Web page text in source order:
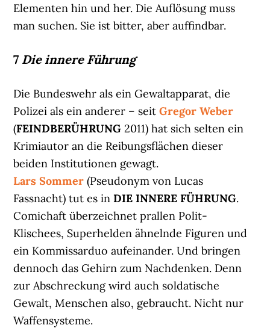
Elementen hin und her. Die Auflösung muss
man suchen. Sie ist bitter, aber auffindbar.
7 Die innere Führung
Die Bundeswehr als ein Gewaltapparat, die
Polizei als ein anderer – seitGregor Weber
(FEINDBERÜHRUNG2011) hat sich selten ein
Krimiautor an die Reibungsflächen dieser
beiden Institutionen gewagt.
Lars Sommer(Pseudonym von Lucas
Fassnacht) tut es inDIE INNERE FÜHRUNG.
Comichaft überzeichnet prallen Polit-
Klischees, Superhelden ähnelnde Figuren und
ein Kommissarduo aufeinander. Und bringen
dennoch das Gehirn zum Nachdenken. Denn
zur Abschreckung wird auch soldatische
Gewalt, Menschen also, gebraucht. Nicht nur
Waffensysteme.